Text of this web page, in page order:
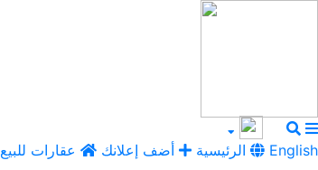
الرئيسية أضف إعلانك عقارات للبيع English